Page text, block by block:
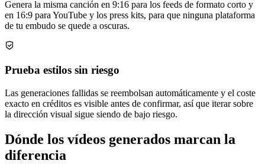
Genera la misma canción en 9:16 para los feeds de formato corto y
en 16:9 para YouTube y los press kits, para que ninguna plataforma
de tu embudo se quede a oscuras.
Prueba estilos sin riesgo
Las generaciones fallidas se reembolsan automáticamente y el coste
exacto en créditos es visible antes de confirmar, así que iterar sobre
la dirección visual sigue siendo de bajo riesgo.
Dónde los vídeos generados marcan la
diferencia